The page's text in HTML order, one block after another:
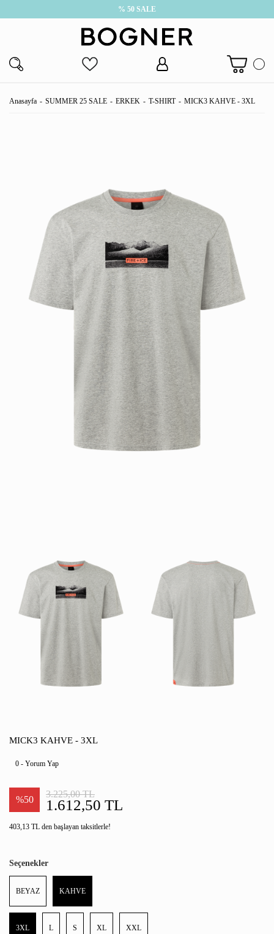
% 50 SALE
Anasayfa SUMMER 25 SALE ERKEK T-SHIRT MICK3 KAHVE - 3XL
MICK3 KAHVE - 3XL
0 - Yorum Yap
%50 1.612,50 TL
3.225,00 TL
403,13 TL den başlayan taksitlerle!
Seçenekler
BEYAZ KAHVE
3XL L S XL XXL